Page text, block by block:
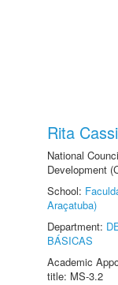
Rita
National
Development
School:
Araçatuba)
Department:
BÁSICAS
Academic
title: MS-3.2